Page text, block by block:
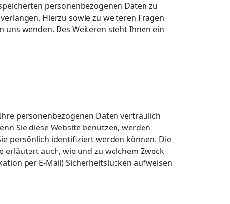
personenbezogenen Daten zu
Hierzu sowie zu weiteren Fragen
uns wenden. Des Weiteren steht Ihnen ein
personenbezogenen Daten vertraulich
Sie diese Website benutzen, werden
persönlich identifiziert werden können. Die
auch, wie und zu welchem Zweck
per E-Mail) Sicherheitslücken aufweisen